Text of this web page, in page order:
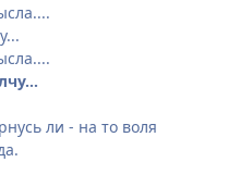
ли - на то воля